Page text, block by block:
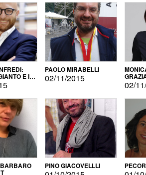
E IL
PAOLO MIRABELLI
02/11/2015
02/
PINO GIACOVELLLI